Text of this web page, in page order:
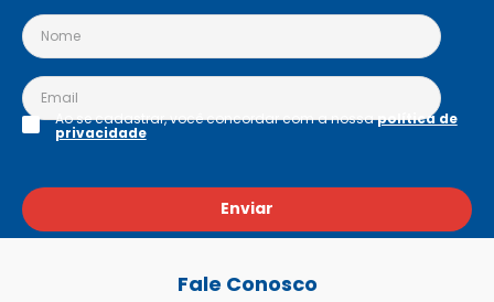
Enviar
Ao se cadastrar, você concordar com a nossapolítica de
privacidade
Fale Conosco